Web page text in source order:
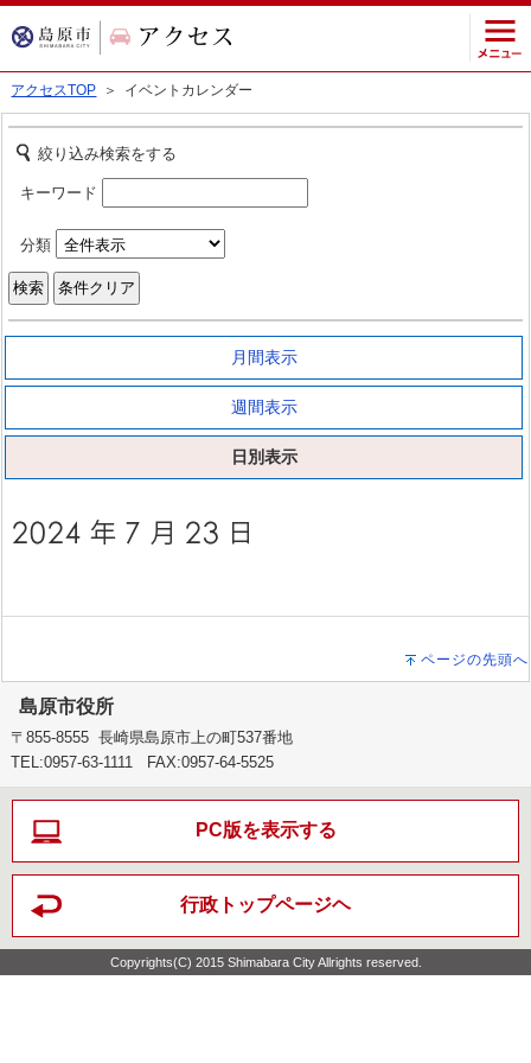
アクセスTOP ＞ イベントカレンダー
絞り込み検索をする
キーワード
分類
月間表示
週間表示
日別表示
ページの先頭へ
島原市役所
〒855-8555 長崎県島原市上の町537番地
TEL:0957-63-1111 FAX:0957-64-5525
PC版を表示する
行政トップページヘ
Copyrights(C) 2015 Shimabara City Allrights reserved.